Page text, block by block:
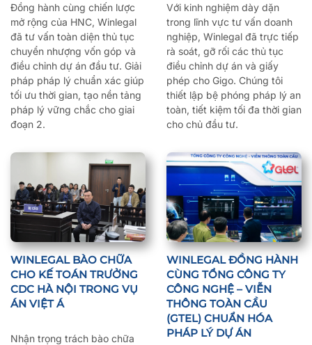
Đồng hành cùng chiến lược
mở rộng của HNC, Winlegal
đã tư vấn toàn diện thủ tục
chuyển nhượng vốn góp và
điều chỉnh dự án đầu tư. Giải
pháp pháp lý chuẩn xác giúp
tối ưu thời gian, tạo nền tảng
pháp lý vững chắc cho giai
đoạn 2.
Với kinh nghiệm dày dặn
trong lĩnh vực tư vấn doanh
nghiệp, Winlegal đã trực tiếp
rà soát, gỡ rối các thủ tục
điều chỉnh dự án và giấy
phép cho Gigo. Chúng tôi
thiết lập bệ phóng pháp lý an
toàn, tiết kiệm tối đa thời gian
cho chủ đầu tư.
WINLEGAL BÀO CHỮA
CHO KẾ TOÁN TRƯỞNG
CDC HÀ NỘI TRONG VỤ
ÁN VIỆT Á
Nhận trọng trách bào chữa
WINLEGAL ĐỒNG HÀNH
CÙNG TỔNG CÔNG TY
CÔNG NGHỆ – VIỄN
THÔNG TOÀN CẦU
(GTEL) CHUẨN HÓA
PHÁP LÝ DỰ ÁN